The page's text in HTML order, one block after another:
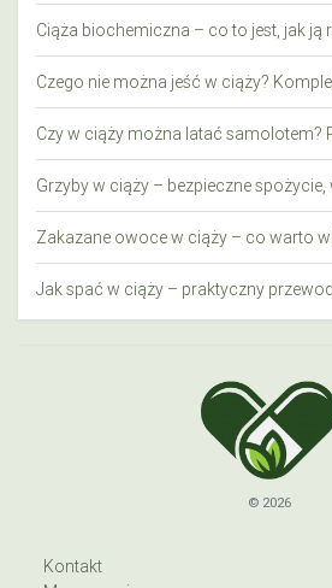
© 2026
Kontakt